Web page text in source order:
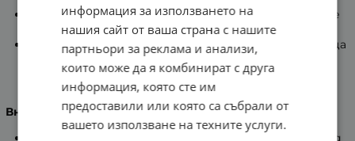
Да се приема по 1 таблетка дневно в продължение
на 30 дни с вода.
Витамините да се използват от възрастни и деца
над 12 години.
Внимание:
При бременност да се приема продукта само след
информация за използването на
нашия сайт от ваша страна с нашите
партньори за реклама и анализи,
които може да я комбинират с друга
информация, която сте им
предоставили или която са събрали от
вашето използване на техните услуги.